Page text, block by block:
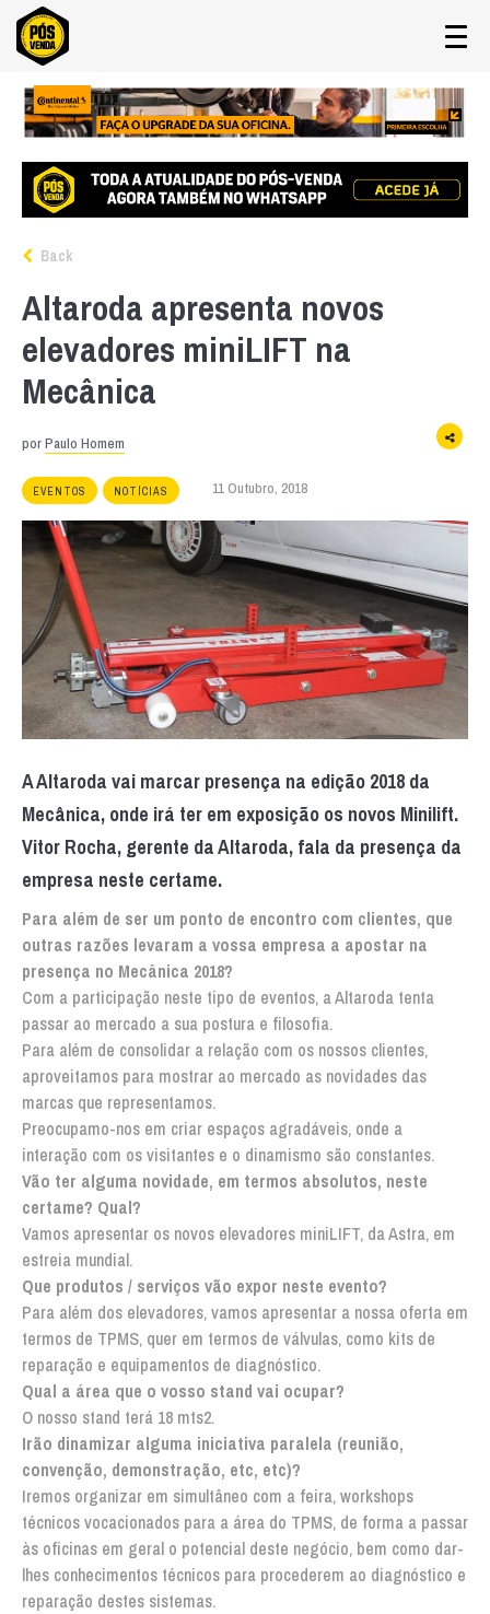
Back
Altaroda apresenta novos
elevadores miniLIFT na
Mecânica
porPaulo Homem
EVENTOS NOTÍCIAS 11 Outubro, 2018
A Altaroda vai marcar presença na edição 2018 da
Mecânica, onde irá ter em exposição os novos Minilift.
Vitor Rocha, gerente da Altaroda, fala da presença da
empresa neste certame.
Para além de ser um ponto de encontro com clientes, que
outras razões levaram a vossa empresa a apostar na
presença no Mecânica 2018?
Com a participação neste tipo de eventos, a Altaroda tenta
passar ao mercado a sua postura e filosofia.
Para além de consolidar a relação com os nossos clientes,
aproveitamos para mostrar ao mercado as novidades das
marcas que representamos.
Preocupamo-nos em criar espaços agradáveis, onde a
interação com os visitantes e o dinamismo são constantes.
Vão ter alguma novidade, em termos absolutos, neste
certame? Qual?
Vamos apresentar os novos elevadores miniLIFT, da Astra, em
estreia mundial.
Que produtos / serviços vão expor neste evento?
Para além dos elevadores, vamos apresentar a nossa oferta em
termos de TPMS, quer em termos de válvulas, como kits de
reparação e equipamentos de diagnóstico.
Qual a área que o vosso stand vai ocupar?
O nosso stand terá 18 mts2.
Irão dinamizar alguma iniciativa paralela (reunião,
convenção, demonstração, etc, etc)?
Iremos organizar em simultâneo com a feira, workshops
técnicos vocacionados para a área do TPMS, de forma a passar
às oficinas em geral o potencial deste negócio, bem como dar-
lhes conhecimentos técnicos para procederem ao diagnóstico e
reparação destes sistemas.